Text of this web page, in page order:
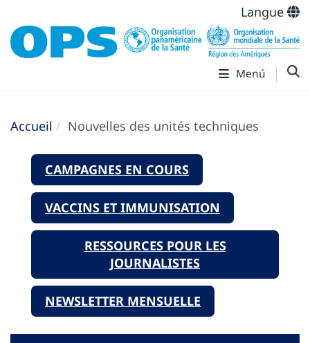
Langue
Menú
Accueil Nouvelles des unités techniques
CAMPAGNES EN COURS
VACCINS ET IMMUNISATION
RESSOURCES POUR LES
JOURNALISTES
NEWSLETTER MENSUELLE